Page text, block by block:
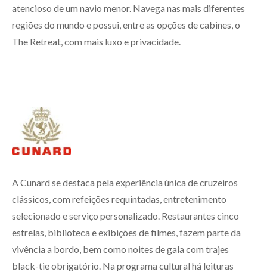
atencioso de um navio menor. Navega nas mais diferentes
regiões do mundo e possui, entre as opções de cabines, o
The Retreat, com mais luxo e privacidade.
A Cunard se destaca pela experiência única de cruzeiros
clássicos, com refeições requintadas, entretenimento
selecionado e serviço personalizado. Restaurantes cinco
estrelas, biblioteca e exibições de filmes, fazem parte da
vivência a bordo, bem como noites de gala com trajes
black-tie obrigatório. Na programa cultural há leituras